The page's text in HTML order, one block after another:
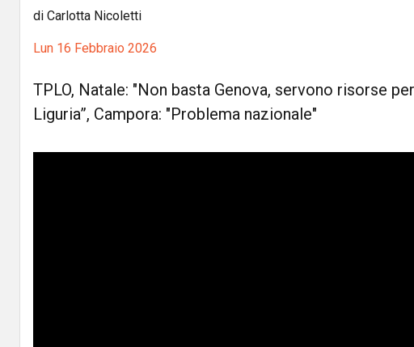
di Carlotta Nicoletti
Lun 16 Febbraio 2026
TPLO, Natale: "Non basta Genova, servono risorse
Liguria”, Campora: "Problema nazionale"